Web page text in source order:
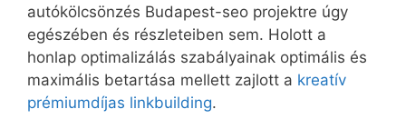
autókölcsönzés Budapest-seo projektre úgy
egészében és részleteiben sem. Holott a
honlap optimalizálás szabályainak optimális és
maximális betartása mellett zajlott a kreatív
prémiumdíjas linkbuilding.